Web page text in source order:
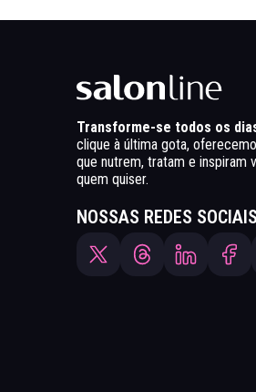
Transforme-se todos os
clique à última gota,
que nutrem, tratam e inspiram
quem quiser.
NOSSAS REDES SOCIAIS